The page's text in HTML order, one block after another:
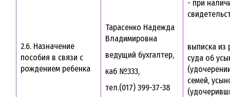
2.6. Назначение
пособия в связи с
рождением ребенка
Тарасенко Надежда
Владимировна
ведущий бухгалтер,
каб №333,
тел.(017) 399-37-38
- при
выписка из
суда об
семей,